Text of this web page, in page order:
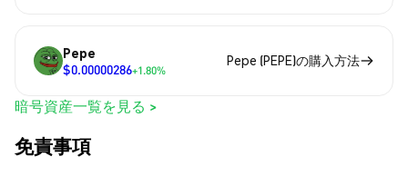
Pepe
$0.00000286+1.80%
Pepe (PEPE)の購入方法
暗号資産一覧を見る >
免責事項